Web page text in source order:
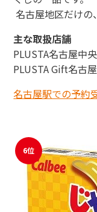
名古屋地区だけの
主な取扱店舗
PLUSTA名古屋中央
PLUSTA Gift名古
名古屋駅での予約
6位